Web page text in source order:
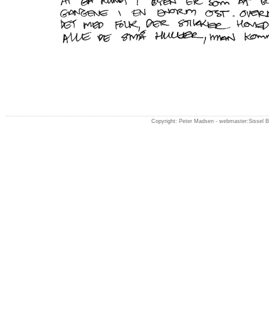
Copyright: Peter Madsen - webmaster:Sissel